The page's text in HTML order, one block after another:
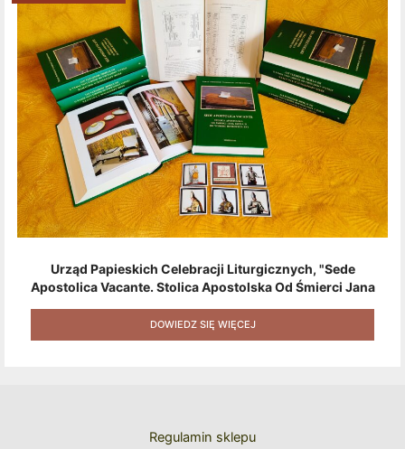
Urząd Papieskich Celebracji Liturgicznych, "Sede
Apostolica Vacante. Stolica Apostolska Od Śmierci Jana
Naklejek + Książka Niespodzianka + Kod Rabatowy Na
Kolejne Zakupy
DOWIEDZ SIĘ WIĘCEJ
Regulamin sklepu